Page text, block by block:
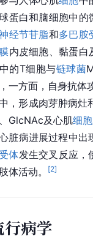
蛋白和脑细胞中
经节苷脂和多巴胺
内皮细胞、黏蛋
的T细胞与链球菌
一方面，自身抗体
，形成肉芽肿病灶
GlcNAc及心肌细胞
脏病进展过程中出
体发生交叉反应，
体活动。
[2]
行病学